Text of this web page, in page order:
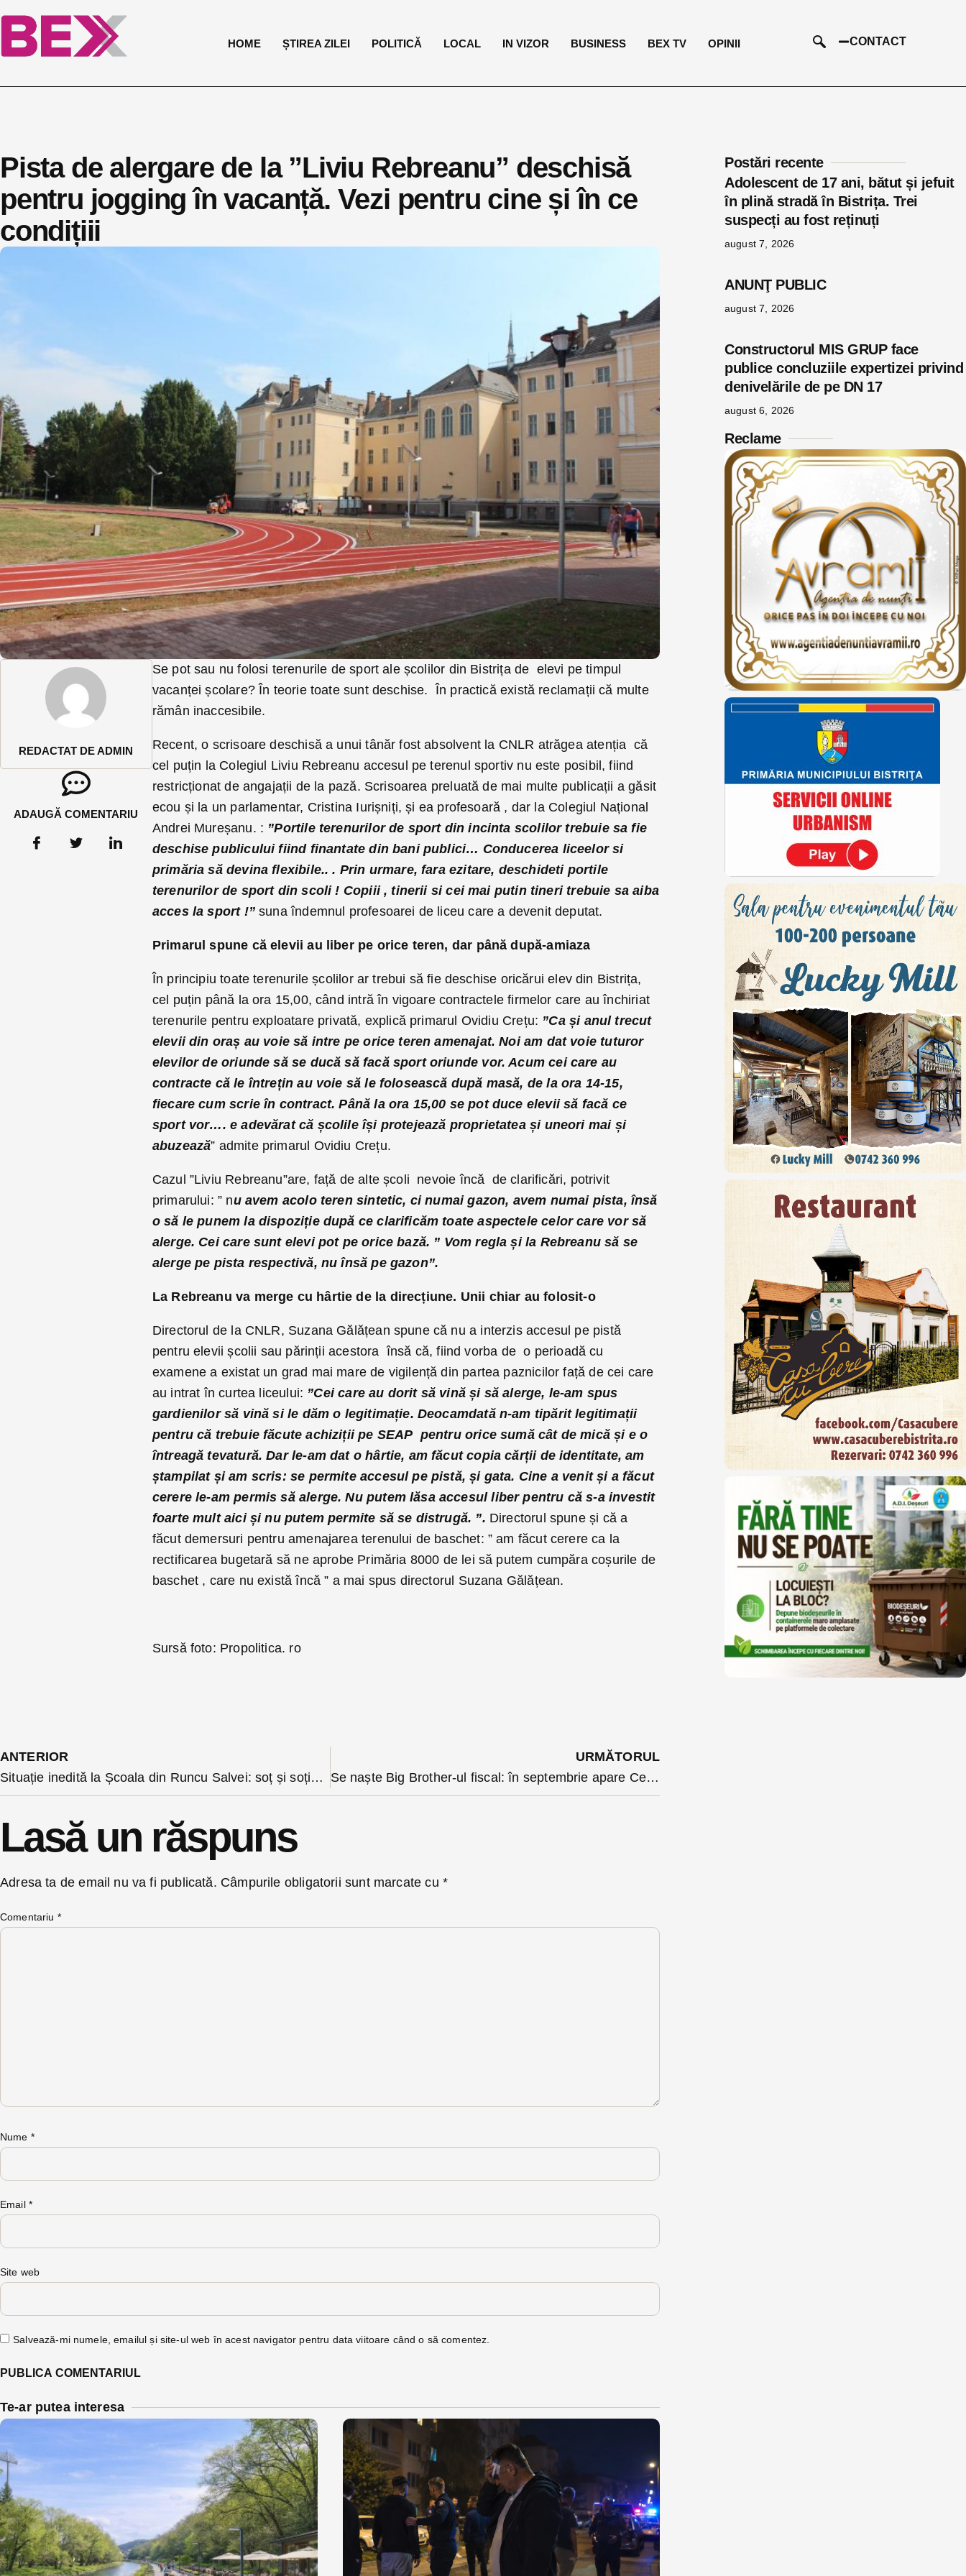
HOME ȘTIREA ZILEI POLITICĂ LOCAL IN VIZOR BUSINESS BEX TV OPINII CONTACT
Pista de alergare de la ”Liviu Rebreanu” deschisă
pentru jogging în vacanță. Vezi pentru cine și în ce
condițiii
REDACTAT DE ADMIN
ADAUGĂ COMENTARIU
Se pot sau nu folosi terenurile de sport ale școlilor din Bistrița de elevi pe timpul
vacanței școlare? În teorie toate sunt deschise. În practică există reclamații că multe
rămân inaccesibile.
Recent, o scrisoare deschisă a unui tânăr fost absolvent la CNLR atrăgea atenția că
cel puțin la Colegiul Liviu Rebreanu accesul pe terenul sportiv nu este posibil, fiind
restricționat de angajații de la pază. Scrisoarea preluată de mai multe publicații a găsit
ecou și la un parlamentar, Cristina Iurișniți, și ea profesoară , dar la Colegiul Național
Andrei Mureșanu. : ”Portile terenurilor de sport din incinta scolilor trebuie sa fie
deschise publicului fiind finantate din bani publici… Conducerea liceelor si
primăria să devina flexibile.. . Prin urmare, fara ezitare, deschideti portile
terenurilor de sport din scoli ! Copiii , tinerii si cei mai putin tineri trebuie sa aiba
acces la sport !”suna îndemnul profesoarei de liceu care a devenit deputat.
Primarul spune că elevii au liber pe orice teren, dar până după-amiaza
În principiu toate terenurile școlilor ar trebui să fie deschise oricărui elev din Bistrița,
cel puțin până la ora 15,00, când intră în vigoare contractele firmelor care au închiriat
terenurile pentru exploatare privată, explică primarul Ovidiu Crețu: ”Ca și anul trecut
elevii din oraș au voie să intre pe orice teren amenajat. Noi am dat voie tuturor
elevilor de oriunde să se ducă să facă sport oriunde vor. Acum cei care au
contracte că le întrețin au voie să le folosească după masă, de la ora 14-15,
fiecare cum scrie în contract. Până la ora 15,00 se pot duce elevii să facă ce
sport vor…. e adevărat că școlile își protejează proprietatea și uneori mai și
abuzează” admite primarul Ovidiu Crețu.
Cazul ”Liviu Rebreanu”are, față de alte școli nevoie încă de clarificări, potrivit
primarului: ” nu avem acolo teren sintetic, ci numai gazon, avem numai pista, însă
o să le punem la dispoziție după ce clarificăm toate aspectele celor care vor să
alerge. Cei care sunt elevi pot pe orice bază. ” Vom regla și la Rebreanu să se
alerge pe pista respectivă, nu însă pe gazon”.
La Rebreanu va merge cu hârtie de la direcțiune. Unii chiar au folosit-o
Directorul de la CNLR, Suzana Gălățean spune că nu a interzis accesul pe pistă
pentru elevii școlii sau părinții acestora însă că, fiind vorba de o perioadă cu
examene a existat un grad mai mare de vigilență din partea paznicilor față de cei care
au intrat în curtea liceului: ”Cei care au dorit să vină și să alerge, le-am spus
gardienilor să vină si le dăm o legitimație. Deocamdată n-am tipărit legitimații
pentru că trebuie făcute achiziții pe SEAP pentru orice sumă cât de mică și e o
întreagă tevatură. Dar le-am dat o hârtie, am făcut copia cărții de identitate, am
ștampilat și am scris: se permite accesul pe pistă, și gata. Cine a venit și a făcut
cerere le-am permis să alerge. Nu putem lăsa accesul liber pentru că s-a investit
foarte mult aici și nu putem permite să se distrugă. ”. Directorul spune și că a
făcut demersuri pentru amenajarea terenului de baschet: ” am făcut cerere ca la
rectificarea bugetară să ne aprobe Primăria 8000 de lei să putem cumpăra coșurile de
baschet , care nu există încă ” a mai spus directorul Suzana Gălățean.
Sursă foto: Propolitica. ro
ANTERIOR
Situație inedită la Școala din Runcu Salvei: soț și soție contracandidați la funcția de director
URMĂTORUL
Se naște Big Brother-ul fiscal: în septembrie apare Centrul Național de Informații Fiscale
Lasă un răspuns
Adresa ta de email nu va fi publicată. Câmpurile obligatorii sunt marcate cu *
Comentariu *
Nume *
Email *
Site web
Salvează-mi numele, emailul și site-ul web în acest navigator pentru data viitoare când o să comentez.
Te-ar putea interesa
Postări recente
Adolescent de 17 ani, bătut și jefuit
în plină stradă în Bistrița. Trei
suspecți au fost reținuți
august 7, 2026
ANUNŢ PUBLIC
august 7, 2026
Constructorul MIS GRUP face
publice concluziile expertizei privind
denivelările de pe DN 17
august 6, 2026
Reclame